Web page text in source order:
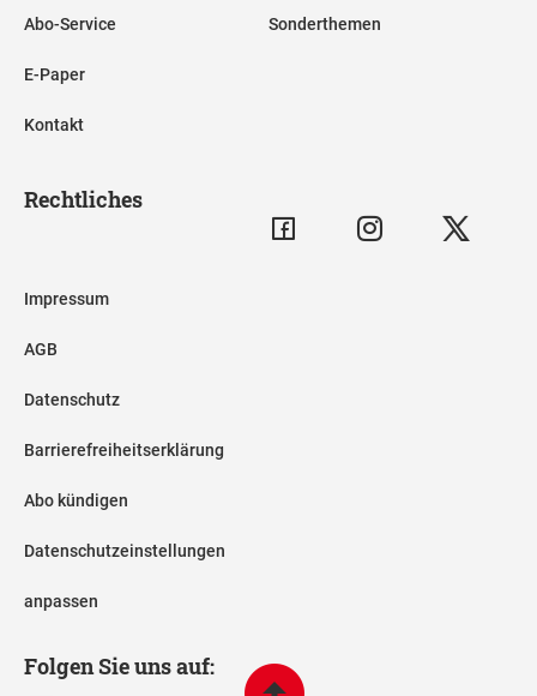
Abo-Service
E-Paper
Kontakt
Sonderthemen
Rechtliches
Impressum
AGB
Datenschutz
Barrierefreiheitserklärung
Abo kündigen
Datenschutzeinstellungen
anpassen
Folgen Sie uns auf: